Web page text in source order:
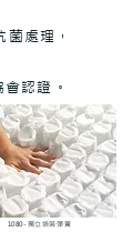
菌處理，
認證。
1080-獨立袋裝彈簧